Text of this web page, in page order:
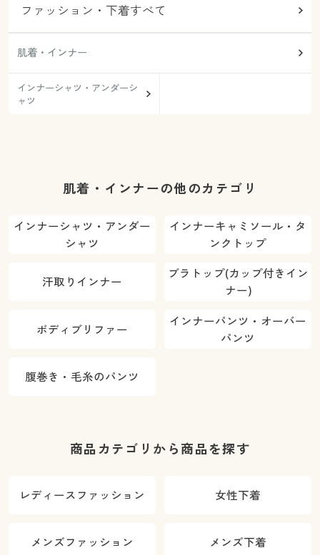
ファッション・下着すべて
肌着・インナー
インナーシャツ・アンダーシ
ャツ
肌着・インナーの他のカテゴリ
インナーシャツ・アンダー
シャツ
インナーキャミソール・タ
ンクトップ
汗取りインナー
ブラトップ(カップ付きイン
ナー)
ボディブリファー
インナーパンツ・オーバー
パンツ
腹巻き・毛糸のパンツ
商品カテゴリから商品を探す
レディースファッション 女性下着
メンズファッション メンズ下着